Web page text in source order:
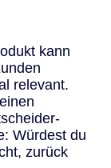
kann
relevant.
Würdest du
zurück